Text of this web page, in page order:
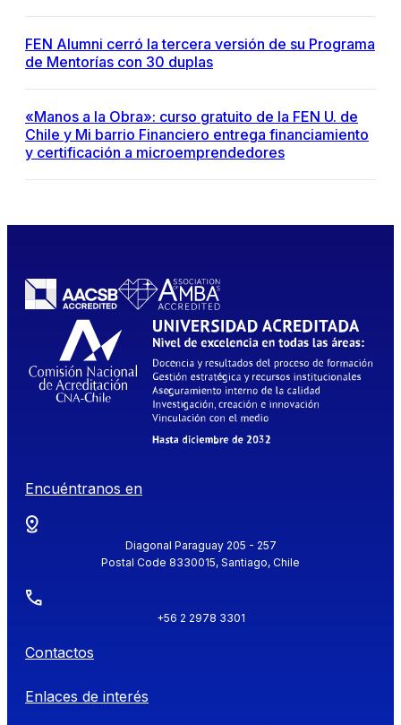
FEN Alumni cerró la tercera versión de su Programa
de Mentorías con 30 duplas
«Manos a la Obra»: curso gratuito de la FEN U. de
Chile y Mi barrio Financiero entrega financiamiento
y certificación a microemprendedores
Encuéntranos en
Diagonal Paraguay 205 - 257
Postal Code 8330015, Santiago, Chile
+56 2 2978 3301
Contactos
Enlaces de interés